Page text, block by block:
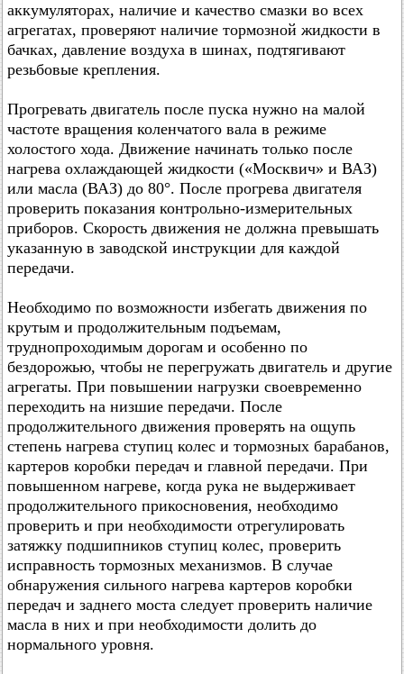
аккумуляторах, наличие и качество смазки во всех
агрегатах, проверяют наличие тормозной жидкости в
бачках, давление воздуха в шинах, подтягивают
резьбовые крепления.
Прогревать двигатель после пуска нужно на малой
частоте вращения коленчатого вала в режиме
холостого хода. Движение начинать только после
нагрева охлаждающей жидкости («Москвич» и ВАЗ)
или масла (ВАЗ) до 80°. После прогрева двигателя
проверить показания контрольно-измерительных
приборов. Скорость движения не должна превышать
указанную в заводской инструкции для каждой
передачи.
Необходимо по возможности избегать движения по
крутым и продолжительным подъемам,
труднопроходимым дорогам и особенно по
бездорожью, чтобы не перегружать двигатель и другие
агрегаты. При повышении нагрузки своевременно
переходить на низшие передачи. После
продолжительного движения проверять на ощупь
степень нагрева ступиц колес и тормозных барабанов,
картеров коробки передач и главной передачи. При
повышенном нагреве, когда рука не выдерживает
продолжительного прикосновения, необходимо
проверить и при необходимости отрегулировать
затяжку подшипников ступиц колес, проверить
исправность тормозных механизмов. В случае
обнаружения сильного нагрева картеров коробки
передач и заднего моста следует проверить наличие
масла в них и при необходимости долить до
нормального уровня.